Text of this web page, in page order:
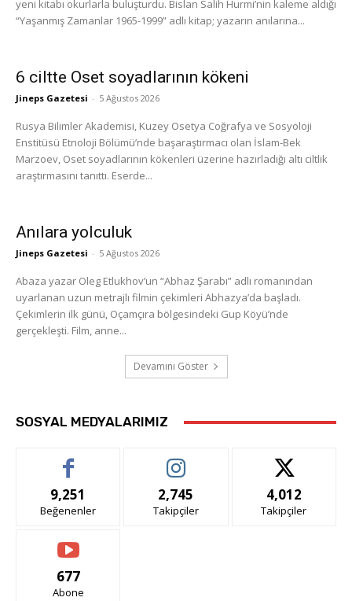
yeni kitabı okurlarla buluşturdu. Bislan Salih Hurmi’nin kaleme aldığı
“Yaşanmış Zamanlar 1965-1999” adlı kitap; yazarın anılarına...
6 ciltte Oset soyadlarının kökeni
Jineps Gazetesi - 5 Ağustos 2026
Rusya Bilimler Akademisi, Kuzey Osetya Coğrafya ve Sosyoloji
Enstitüsü Etnoloji Bölümü’nde başaraştırmacı olan İslam-Bek
Marzoev, Oset soyadlarının kökenleri üzerine hazırladığı altı ciltlik
araştırmasını tanıttı. Eserde...
Anılara yolculuk
Jineps Gazetesi - 5 Ağustos 2026
Abaza yazar Oleg Etlukhov’un “Abhaz Şarabı” adlı romanından
uyarlanan uzun metrajlı filmin çekimleri Abhazya’da başladı.
Çekimlerin ilk günü, Oçamçıra bölgesindeki Gup Köyü’nde
gerçekleşti. Film, anne...
Devamını Göster
SOSYAL MEDYALARIMIZ
9,251
Beğenenler
2,745
Takipçiler
4,012
Takipçiler
677
Abone